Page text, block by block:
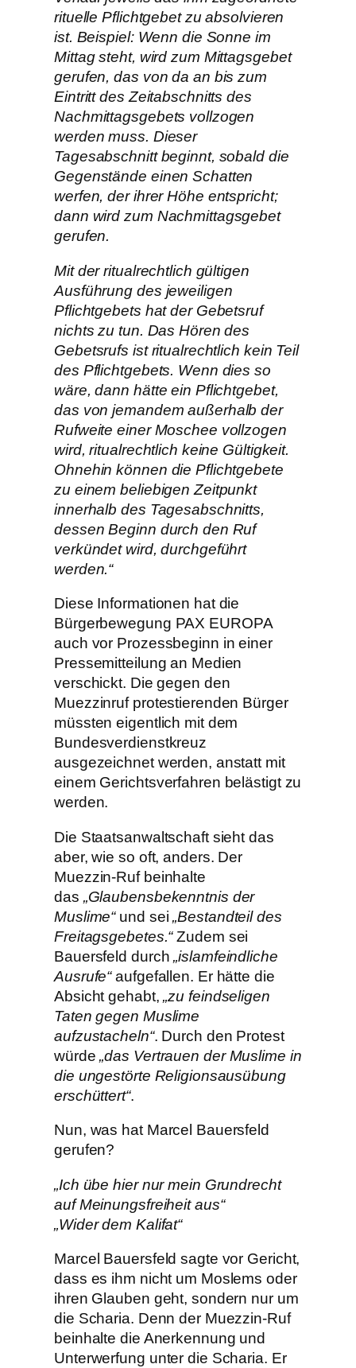
rituelle Pflichtgebet zu absolvieren
ist. Beispiel: Wenn die Sonne im
Mittag steht, wird zum Mittagsgebet
gerufen, das von da an bis zum
Eintritt des Zeitabschnitts des
Nachmittagsgebets vollzogen
werden muss. Dieser
Tagesabschnitt beginnt, sobald die
Gegenstände einen Schatten
werfen, der ihrer Höhe entspricht;
dann wird zum Nachmittagsgebet
gerufen.
Mit der ritualrechtlich gültigen
Ausführung des jeweiligen
Pflichtgebets hat der Gebetsruf
nichts zu tun. Das Hören des
Gebetsrufs ist ritualrechtlich kein Teil
des Pflichtgebets. Wenn dies so
wäre, dann hätte ein Pflichtgebet,
das von jemandem außerhalb der
Rufweite einer Moschee vollzogen
wird, ritualrechtlich keine Gültigkeit.
Ohnehin können die Pflichtgebete
zu einem beliebigen Zeitpunkt
innerhalb des Tagesabschnitts,
dessen Beginn durch den Ruf
verkündet wird, durchgeführt
werden.“
Diese Informationen hat die
Bürgerbewegung PAX EUROPA
auch vor Prozessbeginn in einer
Pressemitteilung an Medien
verschickt. Die gegen den
Muezzinruf protestierenden Bürger
müssten eigentlich mit dem
Bundesverdienstkreuz
ausgezeichnet werden, anstatt mit
einem Gerichtsverfahren belästigt zu
werden.
Die Staatsanwaltschaft sieht das
aber, wie so oft, anders. Der
Muezzin-Ruf beinhalte
das „Glaubensbekenntnis der
Muslime“und sei„Bestandteil des
Freitagsgebetes.“Zudem sei
Bauersfeld durch„islamfeindliche
Ausrufe“aufgefallen. Er hätte die
Absicht gehabt,„zu feindseligen
Taten gegen Muslime
aufzustacheln“. Durch den Protest
würde„das Vertrauen der Muslime in
die ungestörte Religionsausübung
erschüttert“.
Nun, was hat Marcel Bauersfeld
gerufen?
„Ich übe hier nur mein Grundrecht
auf Meinungsfreiheit aus“
„Wider dem Kalifat“
Marcel Bauersfeld sagte vor Gericht,
dass es ihm nicht um Moslems oder
ihren Glauben geht, sondern nur um
die Scharia. Denn der Muezzin-Ruf
beinhalte die Anerkennung und
Unterwerfung unter die Scharia. Er